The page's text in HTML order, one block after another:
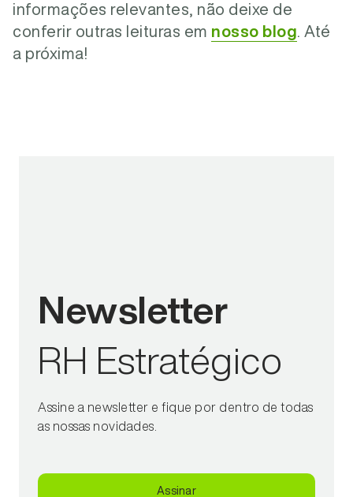
informações relevantes, não deixe de
conferir outras leituras em nosso blog . Até
a próxima!
Newsletter
RH Estratégico
Assine a newsletter e fique por dentro de todas
as nossas novidades.
Assinar